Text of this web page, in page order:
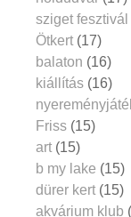
sziget fesztivál
Ötkert (17)
balaton (16)
kiállítás (16)
Friss (15)
art (15)
b my lake (15)
dürer kert (15)
akvárium klub